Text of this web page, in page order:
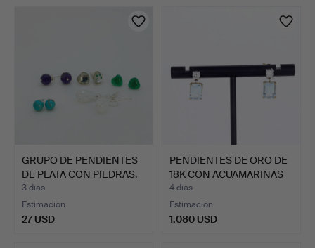
GRUPO DE PENDIENTES
DE PLATA CON PIEDRAS.
3 días
Estimación
27 USD
PENDIENTES DE ORO DE
18K CON ACUAMARINAS
Y…
4 días
Estimación
1.080 USD